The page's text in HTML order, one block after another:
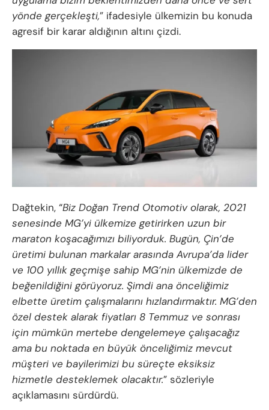
yönde gerçekleşti,” ifadesiyle ülkemizin bu konuda
agresif bir karar aldığının altını çizdi.
Dağtekin, “Biz Doğan Trend Otomotiv olarak, 2021
senesinde MG’yi ülkemize getirirken uzun bir
maraton koşacağımızı biliyorduk. Bugün, Çin’de
üretimi bulunan markalar arasında Avrupa’da lider
ve 100 yıllık geçmişe sahip MG’nin ülkemizde de
beğenildiğini görüyoruz. Şimdi ana önceliğimiz
elbette üretim çalışmalarını hızlandırmaktır. MG’den
özel destek alarak fiyatları 8 Temmuz ve sonrası
için mümkün mertebe dengelemeye çalışacağız
ama bu noktada en büyük önceliğimiz mevcut
müşteri ve bayilerimizi bu süreçte eksiksiz
hizmetle desteklemek olacaktır.” sözleriyle
açıklamasını sürdürdü.